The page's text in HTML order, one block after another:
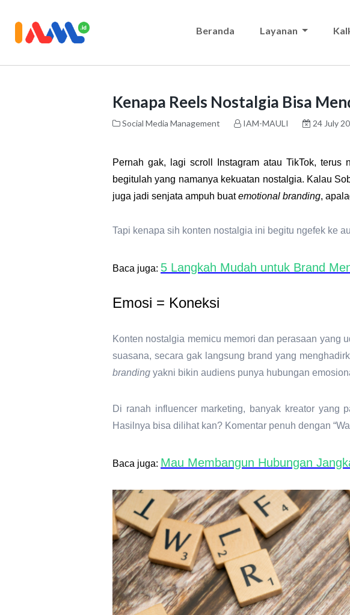
Beranda Layanan
Kenapa Reels Nostalgia Bisa
Social Media Management IAM-MAULI 24 July
Pernah gak, lagi scroll Instagram atau TikTok,
begitulah yang namanya kekuatan nostalgia. Kalau
juga jadi senjata ampuh buatemotional branding,
Tapi kenapa sih konten nostalgia ini begitu ngefek ke
Baca juga: 5 Langkah Mudah untuk Brand
Emosi = Koneksi
Konten nostalgia memicu memori dan perasaan yang
suasana, secara gak langsung brand yang
branding yakni bikin audiens punya hubungan
Di ranah influencer marketing, banyak kreator yang
Hasilnya bisa dilihat kan? Komentar penuh dengan
Baca juga: Mau Membangun Hubungan